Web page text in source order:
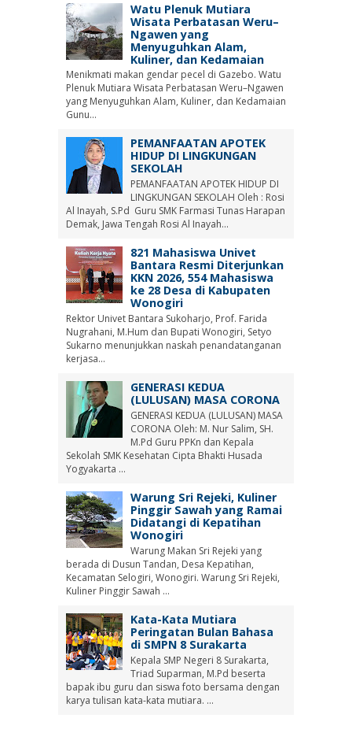
Watu Plenuk Mutiara
Wisata Perbatasan Weru–
Ngawen yang
Menyuguhkan Alam,
Kuliner, dan Kedamaian
Menikmati makan gendar pecel di Gazebo. Watu
Plenuk Mutiara Wisata Perbatasan Weru–Ngawen
yang Menyuguhkan Alam, Kuliner, dan Kedamaian
Gunu...
PEMANFAATAN APOTEK
HIDUP DI LINGKUNGAN
SEKOLAH
PEMANFAATAN APOTEK HIDUP DI
LINGKUNGAN SEKOLAH Oleh : Rosi
Al Inayah, S.Pd Guru SMK Farmasi Tunas Harapan
Demak, Jawa Tengah Rosi Al Inayah...
821 Mahasiswa Univet
Bantara Resmi Diterjunkan
KKN 2026, 554 Mahasiswa
ke 28 Desa di Kabupaten
Wonogiri
Rektor Univet Bantara Sukoharjo, Prof. Farida
Nugrahani, M.Hum dan Bupati Wonogiri, Setyo
Sukarno menunjukkan naskah penandatanganan
kerjasa...
GENERASI KEDUA
(LULUSAN) MASA CORONA
GENERASI KEDUA (LULUSAN) MASA
CORONA Oleh: M. Nur Salim, SH.
M.Pd Guru PPKn dan Kepala
Sekolah SMK Kesehatan Cipta Bhakti Husada
Yogyakarta ...
Warung Sri Rejeki, Kuliner
Pinggir Sawah yang Ramai
Didatangi di Kepatihan
Wonogiri
Warung Makan Sri Rejeki yang
berada di Dusun Tandan, Desa Kepatihan,
Kecamatan Selogiri, Wonogiri. Warung Sri Rejeki,
Kuliner Pinggir Sawah ...
Kata-Kata Mutiara
Peringatan Bulan Bahasa
di SMPN 8 Surakarta
Kepala SMP Negeri 8 Surakarta,
Triad Suparman, M.Pd beserta
bapak ibu guru dan siswa foto bersama dengan
karya tulisan kata-kata mutiara. ...